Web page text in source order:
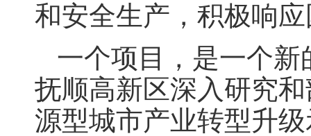
和安全生产，积极响
一个项目，是一个
抚顺高新区深入研究
源型城市产业转型升